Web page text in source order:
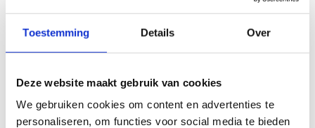
Toestemming Details Over
Deze website maakt gebruik van cookies
We gebruiken cookies om content en advertenties te
personaliseren, om functies voor social media te bieden